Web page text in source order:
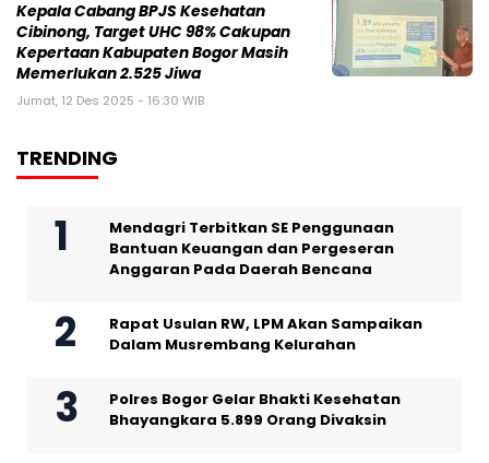
Kepala Cabang BPJS Kesehatan
Cibinong, Target UHC 98% Cakupan
Kepertaan Kabupaten Bogor Masih
Memerlukan 2.525 Jiwa
Jumat, 12 Des 2025 - 16:30 WIB
TRENDING
Mendagri Terbitkan SE Penggunaan
Bantuan Keuangan dan Pergeseran
Anggaran Pada Daerah Bencana
Rapat Usulan RW, LPM Akan Sampaikan
Dalam Musrembang Kelurahan
Polres Bogor Gelar Bhakti Kesehatan
Bhayangkara 5.899 Orang Divaksin